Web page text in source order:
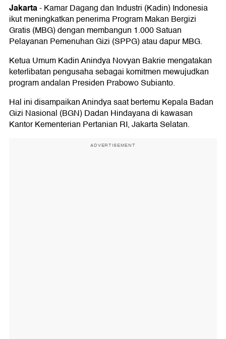
Jakarta-Kamar Dagang dan Industri (Kadin) Indonesia
ikut meningkatkan penerima Program Makan Bergizi
Gratis (MBG) dengan membangun 1.000 Satuan
Pelayanan Pemenuhan Gizi (SPPG) atau dapur MBG.
Ketua Umum Kadin Anindya Novyan Bakrie mengatakan
keterlibatan pengusaha sebagai komitmen mewujudkan
program andalan Presiden Prabowo Subianto.
Hal ini disampaikan Anindya saat bertemu Kepala Badan
Gizi Nasional (BGN) Dadan Hindayana di kawasan
Kantor Kementerian Pertanian RI, Jakarta Selatan.
ADVERTISEMENT